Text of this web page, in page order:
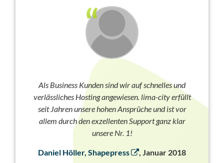
Als Business Kunden sind wir auf schnelles und
verlässliches Hosting angewiesen. lima-city erfüllt
seit Jahren unsere hohen Ansprüche und ist vor
allem durch den exzellenten Support ganz klar
unsere Nr. 1!
Daniel Höller, Shapepress , Januar 2018